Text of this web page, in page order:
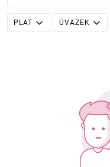
PLAT ÚVAZEK